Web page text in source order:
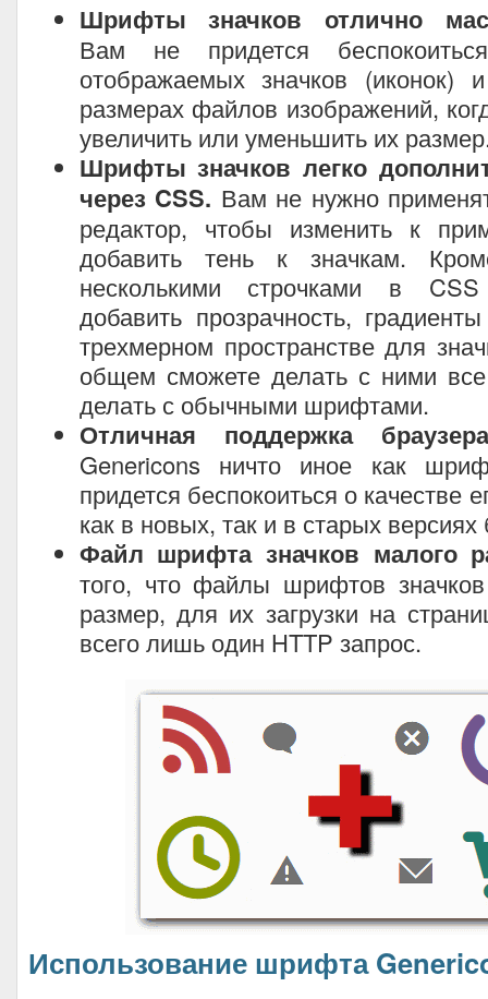
Шрифты значков отлично
Вам не придется
отображаемых значков
размерах файлов изображений,
увеличить или уменьшить их
Шрифты значков легко
через CSS. Вам не нужно
редактор, чтобы изменить к
добавить тень к значкам.
несколькими строчками в
добавить прозрачность,
трехмерном пространстве для
общем сможете делать с ними
делать с обычными шрифтами.
Отличная поддержка
Genericons ничто иное как
придется беспокоиться о качестве
как в новых, так и в старых версиях
Файл шрифта значков малого
того, что файлы шрифтов
размер, для их загрузки на
всего лишь один HTTP запрос.
Использование шрифта